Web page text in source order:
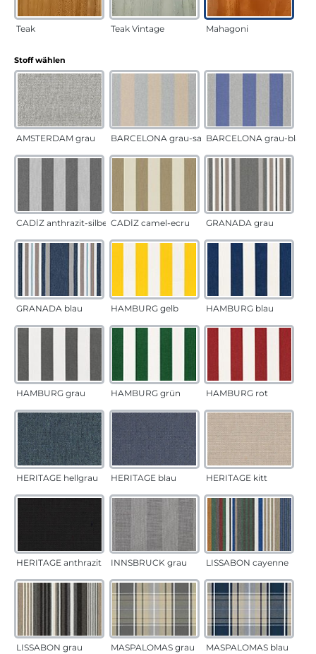
Teak Teak Vintage Mahagoni
Stoff wählen
AMSTERDAM grau BARCELONA grau-sandBARCELONA grau-blau
CADÍZ anthrazit-silber CADÍZ camel-ecru GRANADA grau
GRANADA blau HAMBURG gelb HAMBURG blau
HAMBURG grau HAMBURG grün HAMBURG rot
HERITAGE hellgrau HERITAGE blau HERITAGE kitt
HERITAGE anthrazit INNSBRUCK grau LISSABON cayenne
LISSABON grau MASPALOMAS grau MASPALOMAS blau